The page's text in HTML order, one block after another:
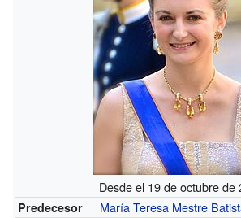
Desde el 19 de octubre de
Predecesor María Teresa Mestre